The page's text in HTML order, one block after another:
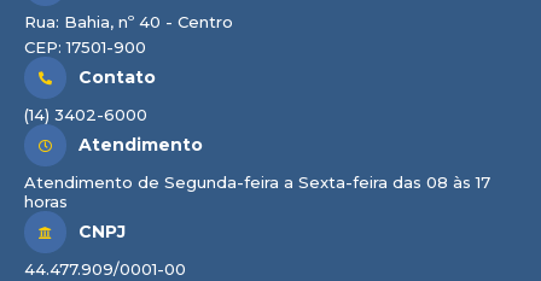
Rua: Bahia, nº 40 - Centro
CEP: 17501-900
Contato
(14) 3402-6000
Atendimento
Atendimento de Segunda-feira a Sexta-feira das 08 às 17
horas
CNPJ
44.477.909/0001-00